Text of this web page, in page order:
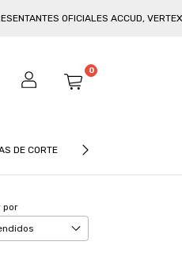
OFICIALES ACCUD, VERTEX Y
0
DE CORTE CATÁLOGO
por